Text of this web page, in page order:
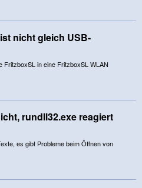
nicht gleich USB-
FritzboxSL in eine FritzboxSL WLAN
rundll32.exe reagiert
es gibt Probleme beim Öffnen von